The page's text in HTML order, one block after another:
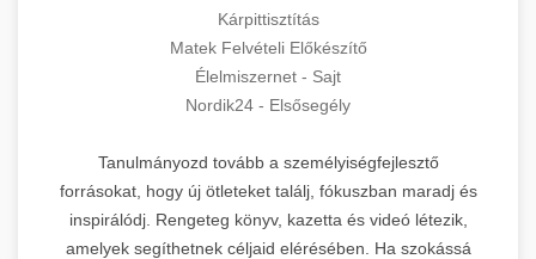
Kárpittisztítás
Matek Felvételi Előkészítő
Élelmiszernet - Sajt
Nordik24 - Elsősegély
Tanulmányozd tovább a személyiségfejlesztő
forrásokat, hogy új ötleteket találj, fókuszban maradj és
inspirálódj. Rengeteg könyv, kazetta és videó létezik,
amelyek segíthetnek céljaid elérésében. Ha szokássá